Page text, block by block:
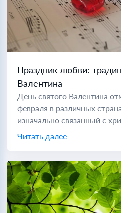
Праздник любви:
Валентина
День святого Валентина
февраля в различных
изначально связанный с
праздником в честь
символом романтики и
Читать далее